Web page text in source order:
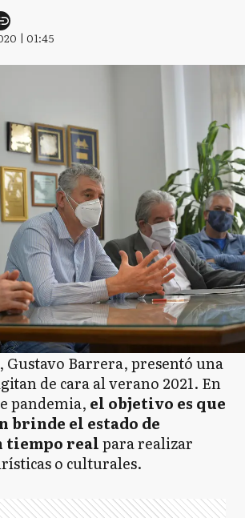
| 01:45
Gustavo Barrera, presentó una
de cara al verano 2021. En
pandemia, el objetivo es que
brinde el estado de
tiempo realpara realizar
o culturales.